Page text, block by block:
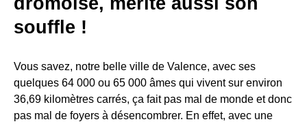
souffle !
Vous savez, notre belle ville de Valence, avec ses
quelques 64 000 ou 65 000 âmes qui vivent sur environ
36,69 kilomètres carrés, ça fait pas mal de monde et donc
pas mal de foyers à désencombrer. En effet, avec une